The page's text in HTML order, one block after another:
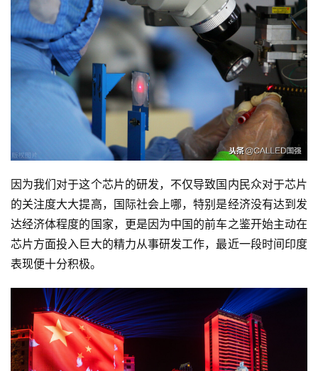
因为我们对于这个芯片的研发，不仅导致国内民众对于芯片
的关注度大大提高，国际社会上哪，特别是经济没有达到发
达经济体程度的国家，更是因为中国的前车之鉴开始主动在
芯片方面投入巨大的精力从事研发工作，最近一段时间印度
表现便十分积极。